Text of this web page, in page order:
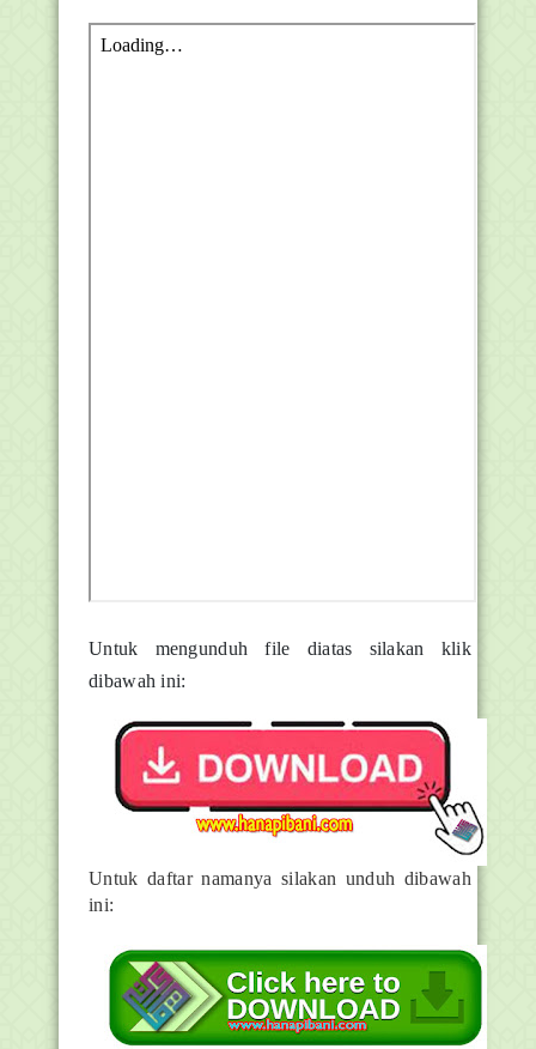
Untuk mengunduh file diatas silakan klik
dibawah ini:
Untuk daftar namanya silakan unduh dibawah
ini: